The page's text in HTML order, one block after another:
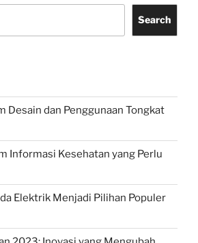
Search
Desain dan Penggunaan Tongkat
Informasi Kesehatan yang Perlu
Elektrik Menjadi Pilihan Populer